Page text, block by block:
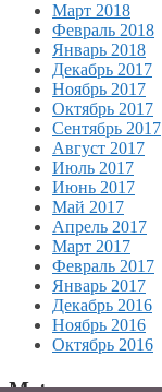
Март 2018
Февраль 2018
Январь 2018
Декабрь 2017
Ноябрь 2017
Октябрь 2017
Сентябрь 2017
Август 2017
Июль 2017
Июнь 2017
Май 2017
Апрель 2017
Март 2017
Февраль 2017
Январь 2017
Декабрь 2016
Ноябрь 2016
Октябрь 2016